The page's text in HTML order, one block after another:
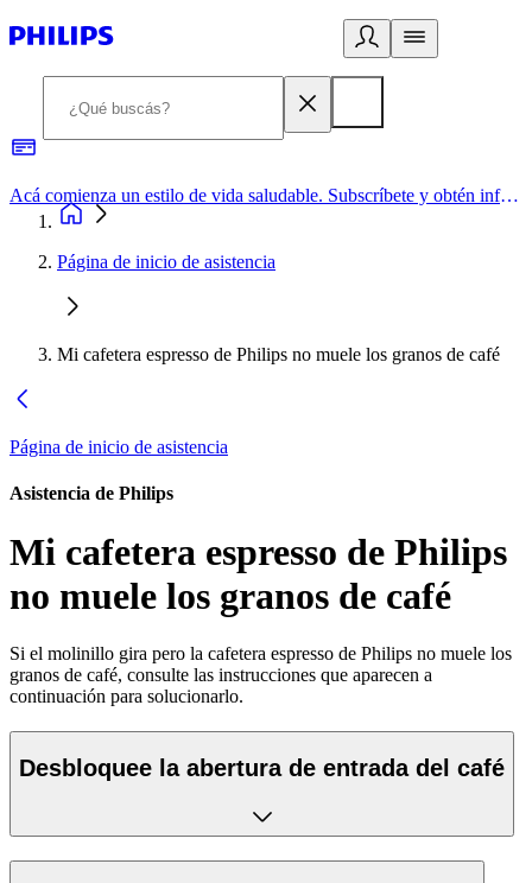
Acá comienza un estilo de vida saludable. Subscríbete y obtén información de primera mano
Página de inicio de asistencia
Mi cafetera espresso de Philips no muele los granos de café
Página de inicio de asistencia
Asistencia de Philips
Mi cafetera espresso de Philips
no muele los granos de café
Si el molinillo gira pero la cafetera espresso de Philips no muele los
granos de café, consulte las instrucciones que aparecen a
continuación para solucionarlo.
Desbloquee la abertura de entrada del café